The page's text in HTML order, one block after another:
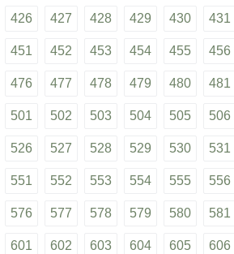
426 427 428 429 430 431
451 452 453 454 455 456
476 477 478 479 480 481
501 502 503 504 505 506
526 527 528 529 530 531
551 552 553 554 555 556
576 577 578 579 580 581
601 602 603 604 605 606